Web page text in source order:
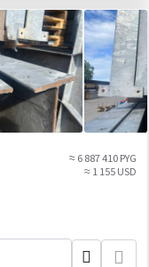
≈ 6 887 410 PYG
≈ 1 155 USD